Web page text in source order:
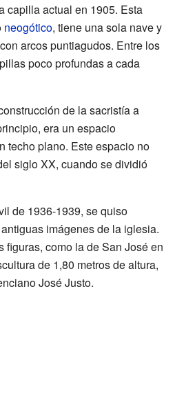
capilla actual en 1905. Esta
neogótico, tiene una sola nave y
arcos puntiagudos. Entre los
poco profundas a cada
de la sacristía a
era un espacio
techo plano. Este espacio no
siglo XX, cuando se dividió
de 1936-1939, se quiso
imágenes de la iglesia.
figuras, como la de San José en
de 1,80 metros de altura,
José Justo.